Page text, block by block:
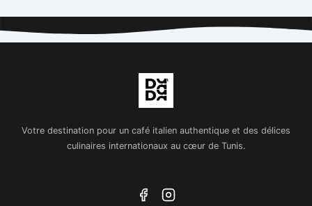
Votre destination pour un café italien authentique et des délices
culinaires internationaux au cœur de Tunis.